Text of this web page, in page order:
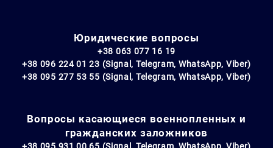
Юридические вопросы
+38 063 077 16 19
+38 096 224 01 23 (Signal, Telegram, WhatsApp, Viber)
+38 095 277 53 55 (Signal, Telegram, WhatsApp, Viber)
Вопросы касающиеся военнопленных и
гражданских заложников
+38 095 931 00 65 (Signal, Telegram, WhatsApp, Viber)